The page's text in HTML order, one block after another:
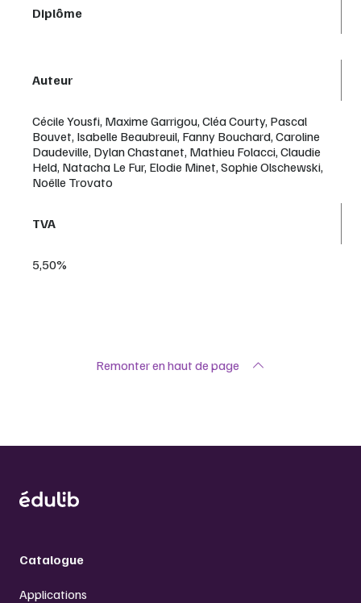
Diplôme
Auteur
Cécile Yousfi, Maxime Garrigou, Cléa Courty, Pascal
Bouvet, Isabelle Beaubreuil, Fanny Bouchard, Caroline
Daudeville, Dylan Chastanet, Mathieu Folacci, Claudie
Held, Natacha Le Fur, Elodie Minet, Sophie Olschewski,
Noëlle Trovato
TVA
5,50%
Remonter en haut de page
Catalogue
Applications